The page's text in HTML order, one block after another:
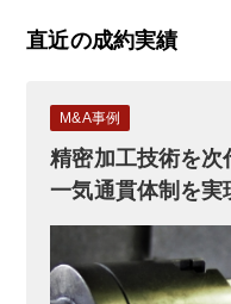
直近の成約実績
M&A事例
精密加工技術を次
一気通貫体制を実